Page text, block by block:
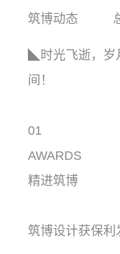
筑博动态
◣时光飞逝，岁
间！
01
AWARDS
精进筑博
筑博设计获保利